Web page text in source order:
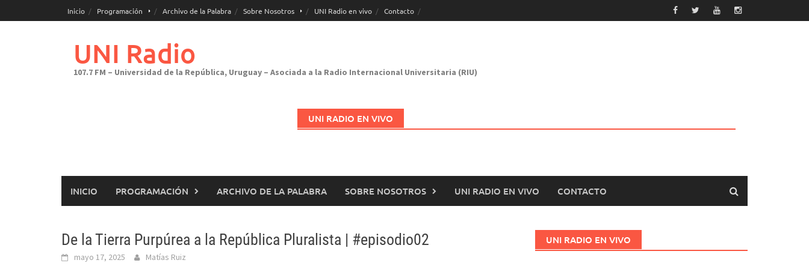
al
Inicio Programación Archivo de la Palabra Sobre Nosotros UNI Radio en vivo Contacto
UNI Radio
107.7 FM – Universidad de la República, Uruguay – Asociada a la Radio Internacional Universitaria (RIU)
UNI RADIO EN VIVO
INICIO PROGRAMACIÓN ARCHIVO DE LA PALABRA SOBRE NOSOTROS UNI RADIO EN VIVO CONTACTO
De la Tierra Purpúrea a la República Pluralista | #episodio02
mayo 17, 2025 Matías Ruiz
UNI RADIO EN VIVO